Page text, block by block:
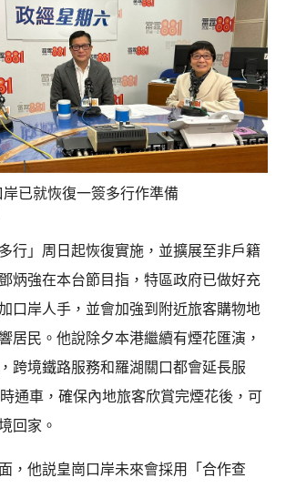
已就恢復一簽多行作準備
行」周日起恢復實施，並擴展至非戶籍
炳強在本台節目指，特區政府已做好充
口岸人手，並會加強到附近旅客購物地
居民。他說除夕本港繼續有煙花匯演，
跨境鐵路服務和羅湖關口都會延長服
通車，確保內地旅客欣賞完煙花後，可
回家。
，他説皇崗口岸未來會採用「合作查